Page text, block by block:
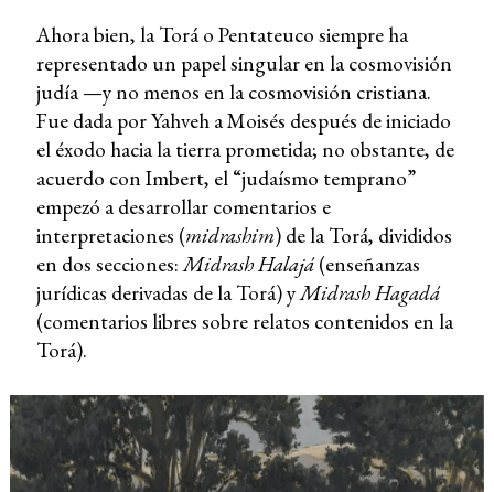
Ahora bien, la Torá o Pentateuco siempre ha
representado un papel singular en la cosmovisión
judía —y no menos en la cosmovisión cristiana.
Fue dada por Yahveh a Moisés después de iniciado
el éxodo hacia la tierra prometida; no obstante, de
acuerdo con Imbert, el “judaísmo temprano”
empezó a desarrollar comentarios e
interpretaciones (midrashim) de la Torá, divididos
en dos secciones:Midrash Halajá(enseñanzas
jurídicas derivadas de la Torá) yMidrash Hagadá
(comentarios libres sobre relatos contenidos en la
Torá).